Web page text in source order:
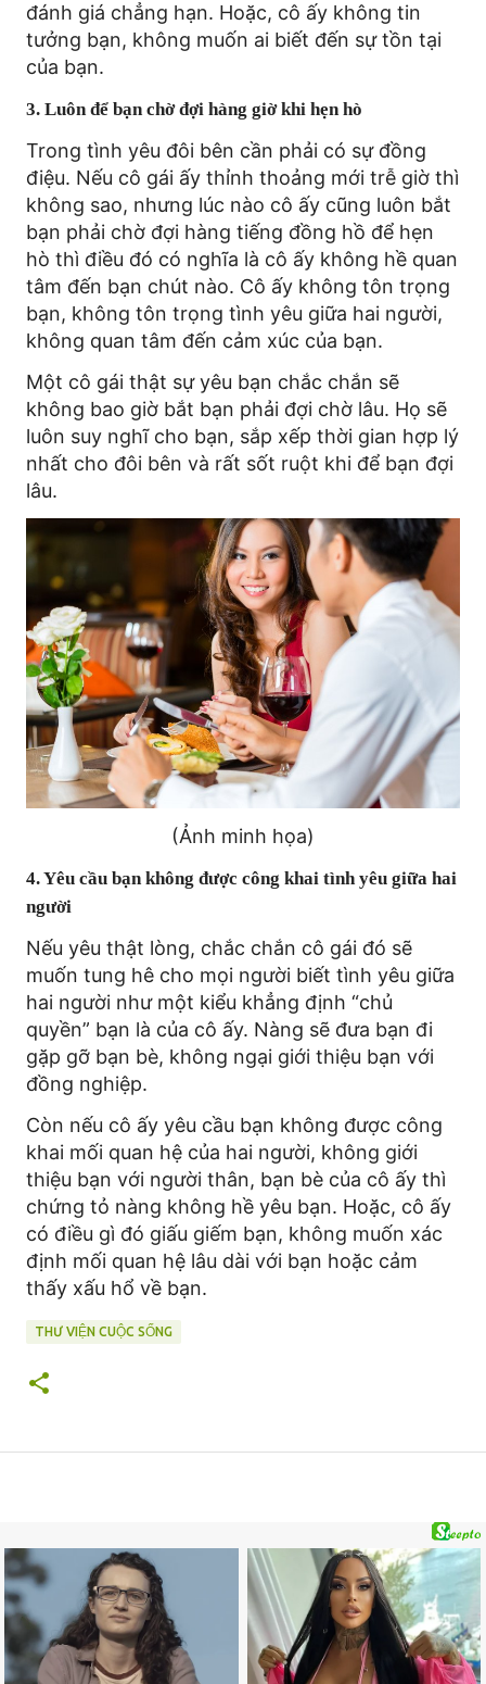
đánh giá chẳng hạn. Hoặc, cô ấy không tin
tưởng bạn, không muốn ai biết đến sự tồn tại
của bạn.
3. Luôn để bạn chờ đợi hàng giờ khi hẹn hò
Trong tình yêu đôi bên cần phải có sự đồng
điệu. Nếu cô gái ấy thỉnh thoảng mới trễ giờ thì
không sao, nhưng lúc nào cô ấy cũng luôn bắt
bạn phải chờ đợi hàng tiếng đồng hồ để hẹn
hò thì điều đó có nghĩa là cô ấy không hề quan
tâm đến bạn chút nào. Cô ấy không tôn trọng
bạn, không tôn trọng tình yêu giữa hai người,
không quan tâm đến cảm xúc của bạn.
Một cô gái thật sự yêu bạn chắc chắn sẽ
không bao giờ bắt bạn phải đợi chờ lâu. Họ sẽ
luôn suy nghĩ cho bạn, sắp xếp thời gian hợp lý
nhất cho đôi bên và rất sốt ruột khi để bạn đợi
lâu.
(Ảnh minh họa)
4. Yêu cầu bạn không được công khai tình yêu giữa hai
người
Nếu yêu thật lòng, chắc chắn cô gái đó sẽ
muốn tung hê cho mọi người biết tình yêu giữa
hai người như một kiểu khẳng định “chủ
quyền” bạn là của cô ấy. Nàng sẽ đưa bạn đi
gặp gỡ bạn bè, không ngại giới thiệu bạn với
đồng nghiệp.
Còn nếu cô ấy yêu cầu bạn không được công
khai mối quan hệ của hai người, không giới
thiệu bạn với người thân, bạn bè của cô ấy thì
chứng tỏ nàng không hề yêu bạn. Hoặc, cô ấy
có điều gì đó giấu giếm bạn, không muốn xác
định mối quan hệ lâu dài với bạn hoặc cảm
thấy xấu hổ về bạn.
THƯ VIỆN CUỘC SỐNG